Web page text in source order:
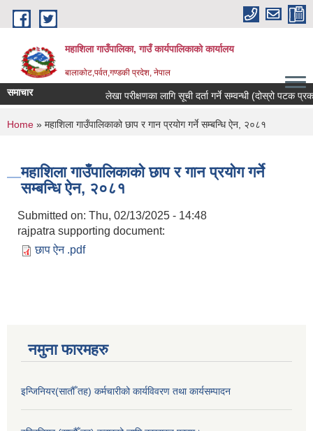
Skip to main content
महाशिला गाउँपालिका, गाउँ कार्यपालिकाको कार्यालय
बालाकोट,पर्वत,गण्डकी प्रदेश, नेपाल
समाचार लेखा परीक्षणका लागि सूची दर्ता गर्ने सम्वन्धी (दोस्रो पटक
You are here
Home » महाशिला गाउँपालिकाको छाप र गान प्रयोग गर्ने सम्बन्धि ऐन, २०८१
महाशिला गाउँपालिकाको छाप र गान प्रयोग गर्ने
सम्बन्धि ऐन, २०८१
Submitted on: Thu, 02/13/2025 - 14:48
rajpatra supporting document:
छाप ऐन .pdf
नमुना फारमहरु
इन्जिनियर(सातौँ तह) कर्मचारीको कार्यविवरण तथा कार्यसम्पादन